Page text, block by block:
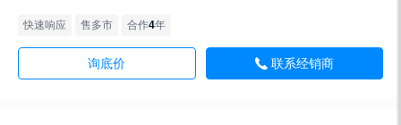
快速响应 售多市 合作4年
询底价 联系经销商